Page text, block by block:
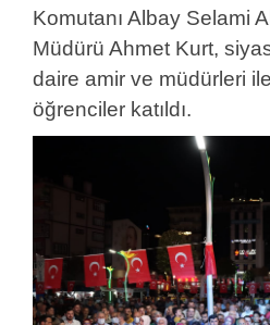
Komutanı Albay Selami
Müdürü Ahmet Kurt,
daire amir ve müdürleri
öğrenciler katıldı.